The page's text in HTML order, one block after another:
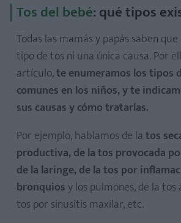
Tos del bebé: qué tipos
Todas las mamás y papás saben
tipo de tos ni una única causa. Por
artículo,te enumeramos los tipos
comunes en los niños, y te
sus causas y cómo tratarlas.
Por ejemplo, hablamos de la tos
productiva, de la tos provocada
de la laringe, de la tos por
bronquiosy los pulmones, de la tos
tos por sinusitis maxilar, etc.